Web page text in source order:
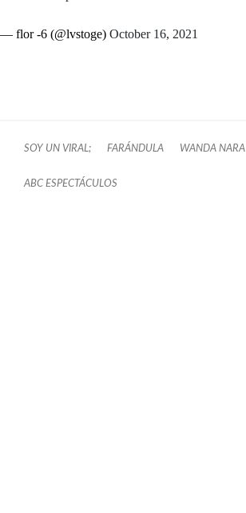
— flor -6 (@lvstoge) October 16, 2021
SOY UN VIRAL; FARÁNDULA WANDA NARA
ABC ESPECTÁCULOS